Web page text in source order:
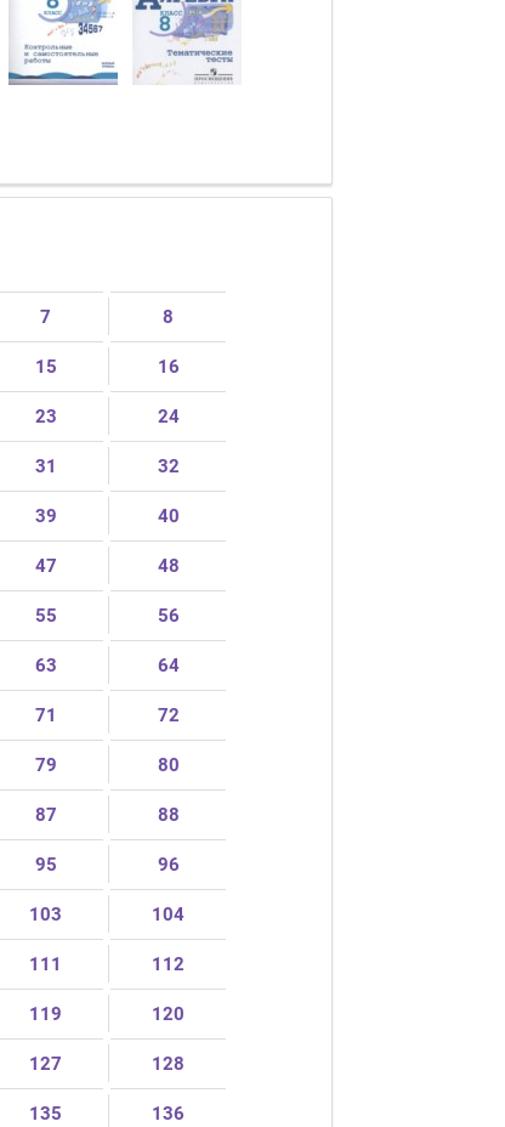
7 8
15 16
23 24
31 32
39 40
47 48
55 56
63 64
71 72
79 80
87 88
95 96
103 104
111 112
119 120
127 128
135 136